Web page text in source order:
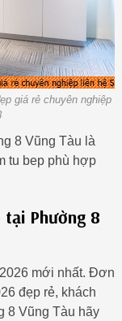
giá rẻ chuyên nghiệp
8 Vũng Tàu là
tu bep phù hợp
Phường 8
mới nhất. Đơn
đẹp rẻ, khách
8 Vũng Tàu hãy